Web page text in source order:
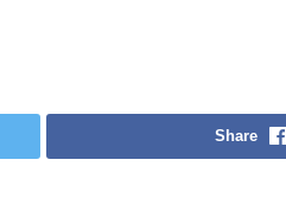
Share